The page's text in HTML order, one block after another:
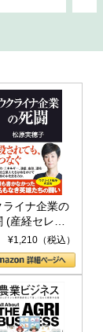
ライナ企業の
(産経セレク
039)
¥1,210（税込）